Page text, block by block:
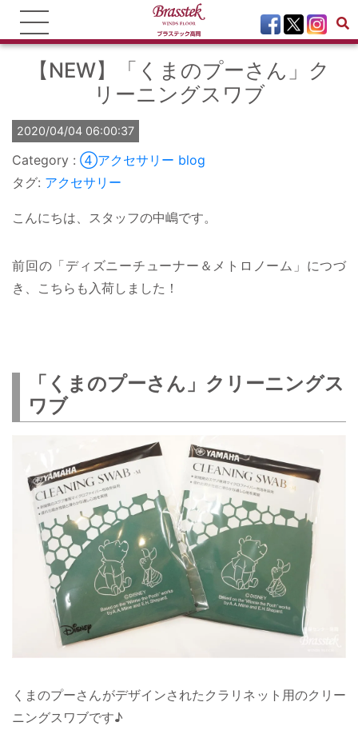
【NEW】「くまのプーさん」ク
リーニングスワブ
2020/04/04 06:00:37
④アクセサリー blog
タグ: アクセサリー
こんにちは、スタッフの中嶋です。
前回の「ディズニーチューナー＆メトロノーム」につづ
き、こちらも入荷しました！
「くまのプーさん」クリーニングス
ワブ
くまのプーさんがデザインされたクラリネット用のクリー
ニングスワブです♪